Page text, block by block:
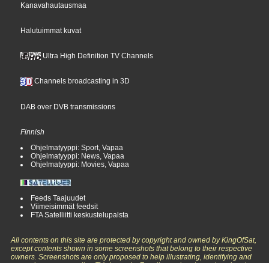
Kanavahautausmaa
Halutuimmat kuvat
Ultra High Definition TV Channels
Channels broadcasting in 3D
DAB over DVB transmissions
Finnish
Ohjelmatyyppi: Sport, Vapaa
Ohjelmatyyppi: News, Vapaa
Ohjelmatyyppi: Movies, Vapaa
Feeds Taajuudet
Viimeisimmät feedsit
FTA Satelliitti keskustelupalsta
All contents on this site are protected by copyright and owned by KingOfSat,
except contents shown in some screenshots that belong to their respective
owners. Screenshots are only proposed to help illustrating, identifying and